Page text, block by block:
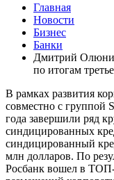
Главная
Новости
Бизнес
Банки
Дмитрий
по итогам
В рамках развития
совместно с группой
года завершили ряд
синдицированных
синдицированный
млн долларов. По
Росбанк вошел в